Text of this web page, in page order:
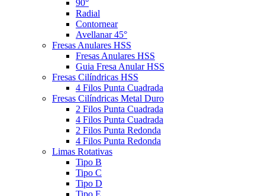
90°
Radial
Contornear
Avellanar 45°
Fresas Anulares HSS
Fresas Anulares HSS
Guia Fresa Anular HSS
Fresas Cilíndricas HSS
4 Filos Punta Cuadrada
Fresas Cilíndricas Metal Duro
2 Filos Punta Cuadrada
4 Filos Punta Cuadrada
2 Filos Punta Redonda
4 Filos Punta Redonda
Limas Rotativas
Tipo B
Tipo C
Tipo D
Tipo E